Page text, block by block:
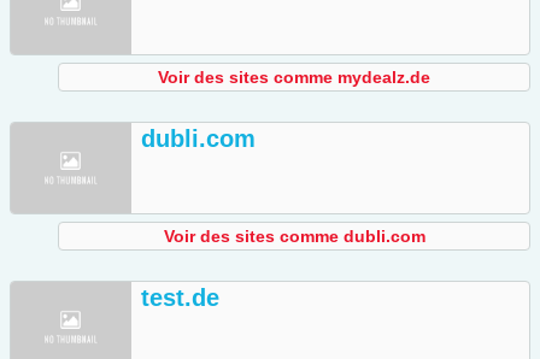
Voir des sites comme mydealz.de
dubli.com
Voir des sites comme dubli.com
test.de